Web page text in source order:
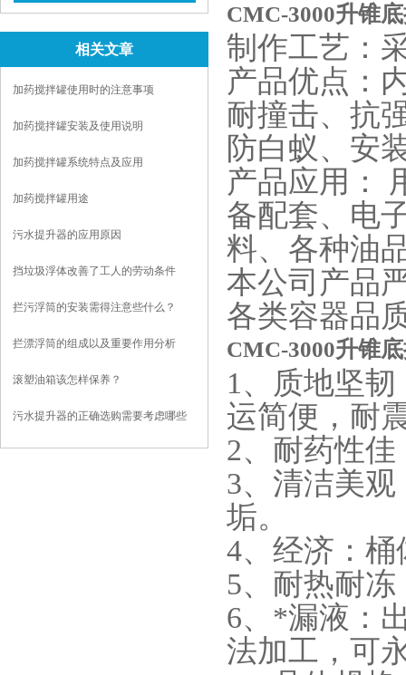
相关文章
加药搅拌罐使用时的注意事项
加药搅拌罐安装及使用说明
加药搅拌罐系统特点及应用
加药搅拌罐用途
污水提升器的应用原因
挡垃圾浮体改善了工人的劳动条件
拦污浮筒的安装需得注意些什么？
拦漂浮筒的组成以及重要作用分析
滚塑油箱该怎样保养？
污水提升器的正确选购需要考虑哪些
CMC-3000升锥
制作工艺：
产品优点：
耐撞击、抗
防白蚁、安
产品应用：
备配套、电
料、各种油
本公司产品
各类容器品
CMC-3000升锥
1、质地坚
运简便，耐
2、耐药性
3、清洁美
垢。
4、经济：
5、耐热耐
6、*漏液：
法加工，可